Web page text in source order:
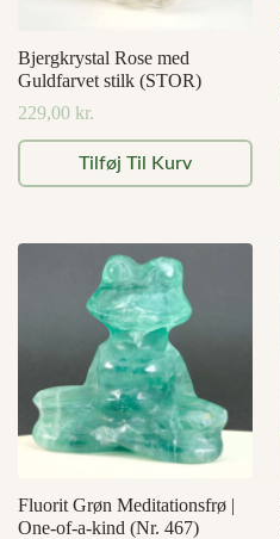
Bjergkrystal Rose med
Guldfarvet stilk (STOR)
229,00 kr.
Tilføj Til Kurv
Fluorit Grøn Meditationsfrø |
One-of-a-kind (Nr. 467)